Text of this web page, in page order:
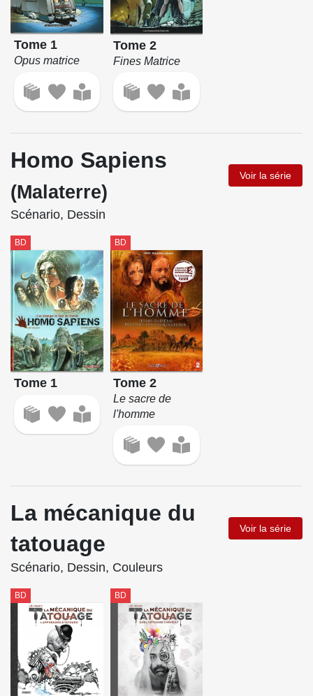
Tome 1
Opus matrice
Tome 2
Fines Matrice
Homo Sapiens
(Malaterre)
Voir la série
Scénario, Dessin
BD
Tome 1
BD
Tome 2
Le sacre de
l'homme
La mécanique du
tatouage
Voir la série
Scénario, Dessin, Couleurs
BD BD